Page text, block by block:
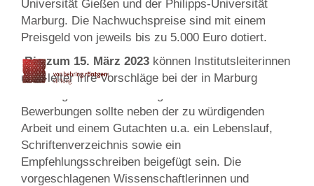
Universität Gießen und der Philipps-Universität
Marburg. Die Nachwuchspreise sind mit einem
Preisgeld von jeweils bis zu 5.000 Euro dotiert.
Bis zum 15. März 2023 können Institutsleiterinnen
und -leiter ihre Vorschläge bei der in Marburg
Bewerbungen sollte neben der zu würdigenden
Arbeit und einem Gutachten u.a. ein Lebenslauf,
Schriftenverzeichnis sowie ein
Empfehlungsschreiben beigefügt sein. Die
vorgeschlagenen Wissenschaftlerinnen und